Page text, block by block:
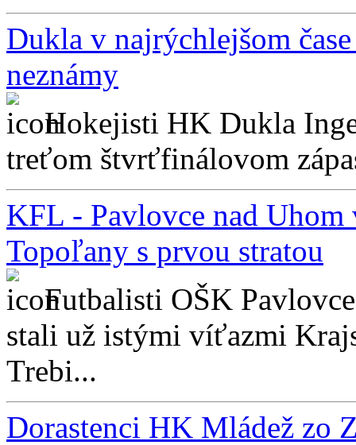
Dukla v najrýchlejšom
neznámy
Hokejisti HK Dukla
treťom štvrťfinálovom
KFL - Pavlovce nad
Topoľany s prvou stratou
Futbalisti OŠK
stali už istými víťazmi
Trebi...
Dorastenci HK Mládež zo